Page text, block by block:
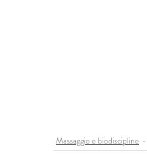
Massaggio e biodiscipline